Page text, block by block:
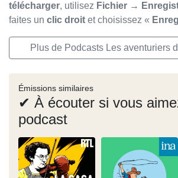
télécharger, utilisez Fichier →
faites un clic droit et choisissez «
Plus de Podcasts Les aventuriers
Émissions similaires
✔ À écouter si vous
podcast